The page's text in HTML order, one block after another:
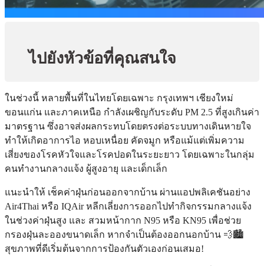
ไปยังหัวข้อที่คุณสนใจ
ในช่วงนี้ หลายพื้นที่ในไทยโดยเฉพาะ กรุงเทพฯ เชียงใหม่
ขอนแก่น และภาคเหนือ กำลังเผชิญกับระดับ PM 2.5 ที่สูงเกินค่า
มาตรฐาน ซึ่งอาจส่งผลกระทบโดยตรงต่อระบบทางเดินหายใจ
ทำให้เกิดอาการไอ หอบเหนื่อย คัดจมูก หรือแม้แต่เพิ่มความ
เสี่ยงของโรคหัวใจและโรคปอดในระยะยาว โดยเฉพาะในกลุ่ม
คนทำงานกลางแจ้ง ผู้สูงอายุ และเด็กเล็ก
แนะนำให้ เช็คค่าฝุ่นก่อนออกจากบ้าน ผ่านแอปพลิเคชันอย่าง
Air4Thai หรือ IQAir หลีกเลี่ยงการออกไปทำกิจกรรมกลางแจ้ง
ในช่วงค่าฝุ่นสูง และ สวมหน้ากาก N95 หรือ KN95 เพื่อช่วย
กรองฝุ่นละอองขนาดเล็ก หากจำเป็นต้องออกนอกบ้าน 💨🏙️
สุขภาพที่ดีเริ่มต้นจากการป้องกันตัวเองก่อนเสมอ!